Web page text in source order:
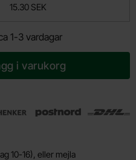
15.30 SEK
1-3 vardagar
i varukorg
10-16), eller mejla